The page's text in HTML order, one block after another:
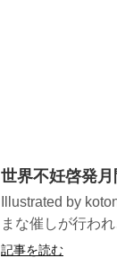
世界不妊啓発
Illustrated by
まな催しが行わ
記事を読む